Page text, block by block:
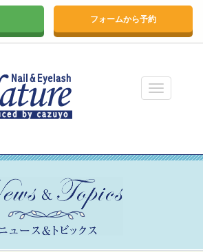
フォームから予約